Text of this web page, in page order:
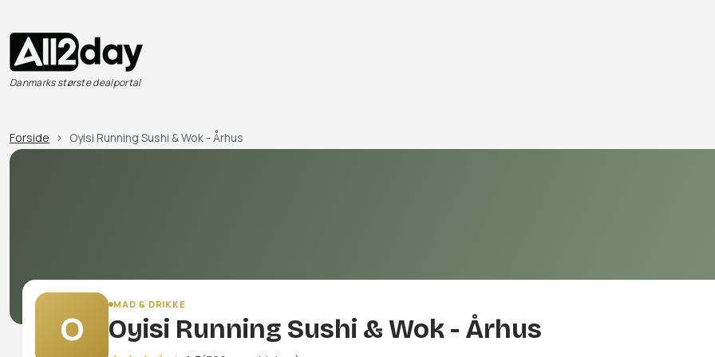
Danmarks største dealportal
Forside Oyisi Running Sushi & Wok - Århus
O
MAD & DRIKKE
Oyisi Running Sushi & Wok - Århus